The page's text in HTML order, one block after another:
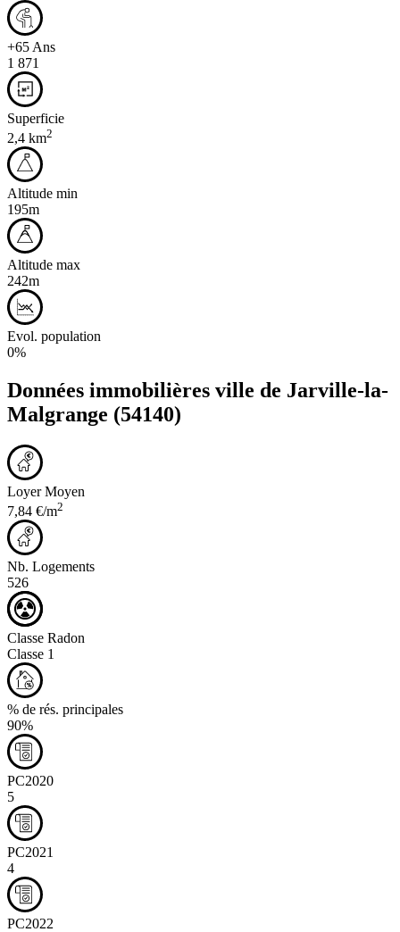
+65 Ans
1 871
Superficie
2,4 km2
Altitude min
195m
Altitude max
242m
Evol. population
0%
Données immobilières ville de Jarville-la-
Malgrange (54140)
Loyer Moyen
7,84 €/m2
Nb. Logements
526
Classe Radon
Classe 1
% de rés. principales
90%
PC2020
5
PC2021
4
PC2022